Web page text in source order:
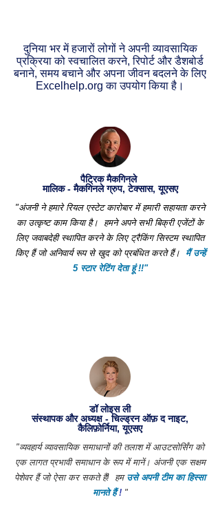
दुनिया भर में हजारों लोगों ने अपनी व्यावसायिक
प्रक्रिया को स्वचालित करने, रिपोर्ट और डैशबोर्ड
बनाने, समय बचाने और अपना जीवन बदलने के लिए
Excelhelp.org का उपयोग किया है।
पैट्रिक मैकगिनले
मालिक - मैकगिनले ग्रुप, टेक्सास, यूएसए
"अंजनी ने हमारे रियल एस्टेट कारोबार में हमारी सहायता करने
का उत्कृष्ट काम किया है।
हमने अपने सभी बिक्री एजेंटों के
लिए जवाबदेही स्थापित करने के लिए ट्रैकिंग सिस्टम स्थापित
किए हैं जो अनिवार्य रूप से खुद को प्रबंधित करते हैं।
मैं उन्हें
5 स्टार रेटिंग देता हूं !!"
डॉ लोइस ली
संस्थापक और अध्यक्ष - चिल्ड्रन ऑफ़ द नाइट,
कैलिफ़ोर्निया, यूएसए
"व्यवहार्य व्यावसायिक समाधानों की तलाश में आउटसोर्सिंग को
एक लागत प्रभावी समाधान के रूप में मानें। अंजनी एक सक्षम
पेशेवर हैं जो ऐसा कर सकते हैं! हम उसे अपनी टीम का हिस्सा
मानते हैं ! "